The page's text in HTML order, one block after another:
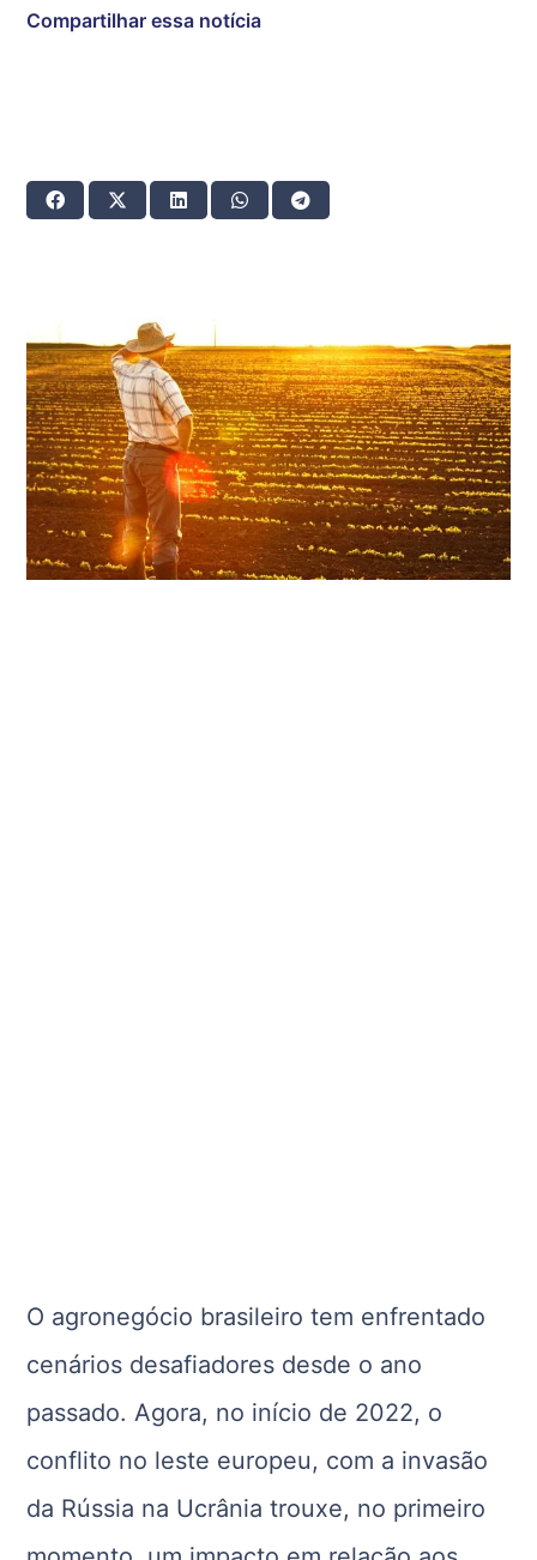
Compartilhar essa notícia
O agronegócio brasileiro tem enfrentado
cenários desafiadores desde o ano
passado. Agora, no início de 2022, o
conflito no leste europeu, com a invasão
da Rússia na Ucrânia trouxe, no primeiro